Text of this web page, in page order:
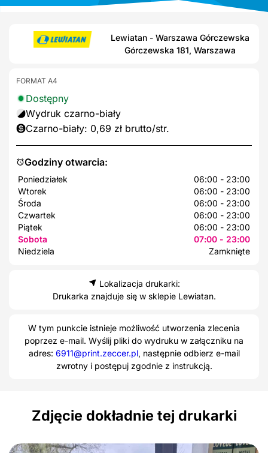
Lewiatan - Warszawa Górczewska
Górczewska 181, Warszawa
Godziny otwarcia:
Poniedziałek
06:00 - 23:00
Wtorek
06:00 - 23:00
Środa
06:00 - 23:00
Czwartek
06:00 - 23:00
Piątek
06:00 - 23:00
Sobota
07:00 - 23:00
Niedziela
Zamknięte
FORMAT A4
Dostępny
Wydruk czarno-biały
Czarno-biały: 0,69 zł brutto/str.
Lokalizacja drukarki:
Drukarka znajduje się w sklepie Lewiatan.
W tym punkcie istnieje możliwość utworzenia zlecenia
poprzez e-mail. Wyślij pliki do wydruku w załączniku na
adres: 6911@print.zeccer.pl, następnie odbierz e-mail
zwrotny i postępuj zgodnie z instrukcją.
Zdjęcie dokładnie tej drukarki